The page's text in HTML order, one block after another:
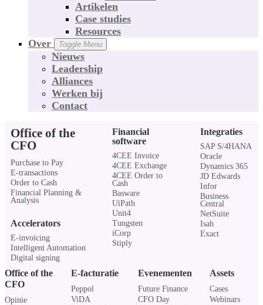
Artikelen
Case studies
Resources
Over
Toggle Menu
Nieuws
Leadership
Alliances
Werken bij
Contact
Office of the
CFO
Purchase to Pay
E-transactions
Order to Cash
Financial Planning &
Analysis
Accelerators
E-invoicing
Intelligent Automation
Digital signing
Financial
software
4CEE Invoice
4CEE Exchange
4CEE Order to
Cash
Basware
UiPath
Unit4
Tungsten
iCorp
Stiply
Integraties
SAP S/4HANA
Oracle
Dynamics 365
JD Edwards
Infor
Business
Central
NetSuite
Isah
Exact
Office of the
CFO
Opinie
E-facturatie
Peppol
ViDA
Evenementen
Future Finance
CFO Day
Assets
Cases
Webinars